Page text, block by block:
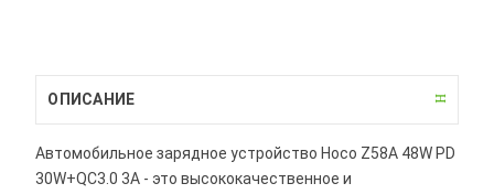
ОПИСАНИЕ
Автомобильное зарядное устройство Hoco Z58A 48W PD
30W+QC3.0 3A - это высококачественное и